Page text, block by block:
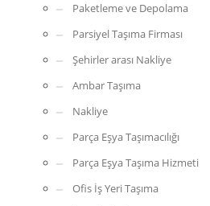
Paketleme ve Depolama
Parsiyel Taşıma Firması
Şehirler arası Nakliye
Ambar Taşıma
Nakliye
Parça Eşya Taşımacılığı
Parça Eşya Taşıma Hizmeti
Ofis İş Yeri Taşıma